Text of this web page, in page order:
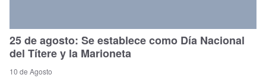
25 de agosto: Se establece como Día Nacional
del Títere y la Marioneta
10 de Agosto